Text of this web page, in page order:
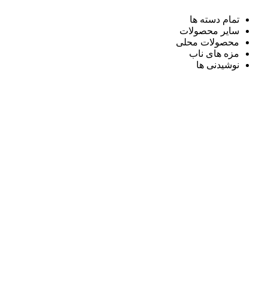
تمام دسته ها
سایر محصولات
محصولات محلی
مزه های ناب
نوشیدنی ها